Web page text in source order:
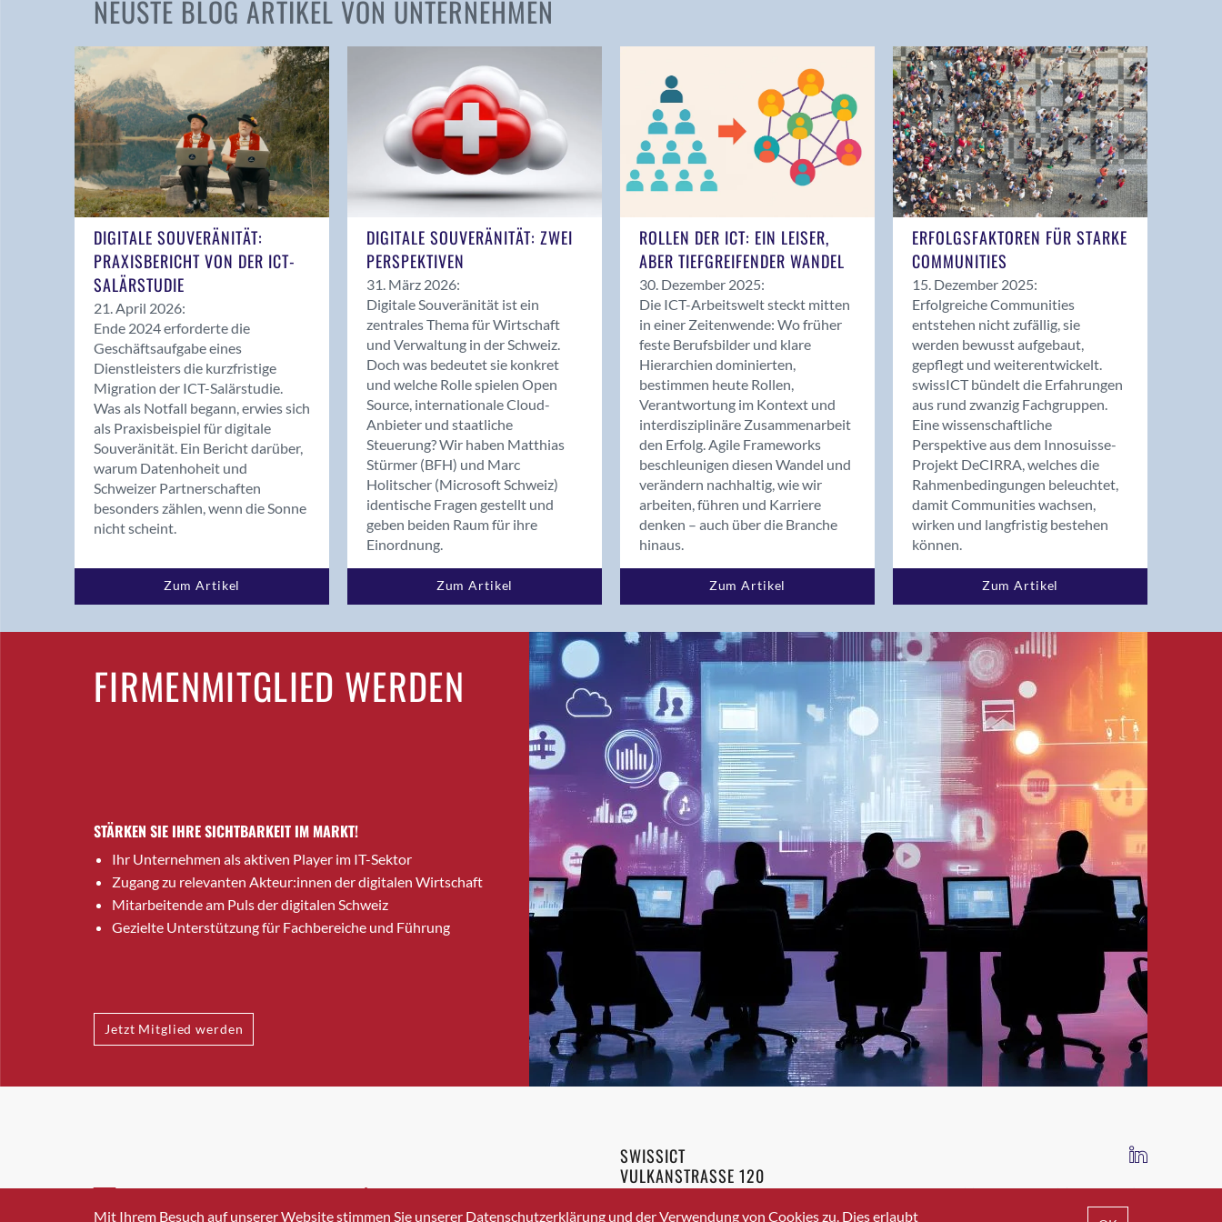
Andelfingen
Balsthal
Balzers
Bassersdorf
Benken (SG)
Bergdietikon
Bern - Liebefeld
Birsfelden
Bolligen
Bonaduz
Bonstetten
Bottighofen
Bremgarten bei Bern
Brig-Glis
Bronschhofen
Brugg
Brugg AG
Burgdorf
Bäretswil
Bülach
Cazis
Crissier
Davos Platz
NEUSTE BLOG ARTIKEL VON UNTERNEHMEN
DIGITALE SOUVERÄNITÄT:
PRAXISBERICHT VON DER ICT-
SALÄRSTUDIE
21. April 2026:
Ende 2024 erforderte die
Geschäftsaufgabe eines
Dienstleisters die kurzfristige
Migration der ICT-Salärstudie.
Was als Notfall begann, erwies sich
als Praxisbeispiel für digitale
Souveränität. Ein Bericht darüber,
warum Datenhoheit und
Schweizer Partnerschaften
besonders zählen, wenn die Sonne
nicht scheint.
Zum Artikel
DIGITALE SOUVERÄNITÄT: ZWEI
PERSPEKTIVEN
31. März 2026:
Digitale Souveränität ist ein
zentrales Thema für Wirtschaft
und Verwaltung in der Schweiz.
Doch was bedeutet sie konkret
und welche Rolle spielen Open
Source, internationale Cloud-
Anbieter und staatliche
Steuerung? Wir haben Matthias
Stürmer (BFH) und Marc
Holitscher (Microsoft Schweiz)
identische Fragen gestellt und
geben beiden Raum für ihre
Einordnung.
Zum Artikel
ROLLEN DER ICT: EIN LEISER,
ABER TIEFGREIFENDER WANDEL
30. Dezember 2025:
Die ICT-Arbeitswelt steckt mitten
in einer Zeitenwende: Wo früher
feste Berufsbilder und klare
Hierarchien dominierten,
bestimmen heute Rollen,
Verantwortung im Kontext und
interdisziplinäre Zusammenarbeit
den Erfolg. Agile Frameworks
beschleunigen diesen Wandel und
verändern nachhaltig, wie wir
arbeiten, führen und Karriere
denken – auch über die Branche
hinaus.
Zum Artikel
ERFOLGSFAKTOREN FÜR STARKE
COMMUNITIES
15. Dezember 2025:
Erfolgreiche Communities
entstehen nicht zufällig, sie
werden bewusst aufgebaut,
gepflegt und weiterentwickelt.
swissICT bündelt die Erfahrungen
aus rund zwanzig Fachgruppen.
Eine wissenschaftliche
Perspektive aus dem Innosuisse-
Projekt DeCIRRA, welches die
Rahmenbedingungen beleuchtet,
damit Communities wachsen,
wirken und langfristig bestehen
können.
Zum Artikel
FIRMENMITGLIED WERDEN
STÄRKEN SIE IHRE SICHTBARKEIT IM MARKT!
Ihr Unternehmen als aktiven Player im IT-Sektor
Zugang zu relevanten Akteur:innen der digitalen Wirtschaft
Mitarbeitende am Puls der digitalen Schweiz
Gezielte Unterstützung für Fachbereiche und Führung
Jetzt Mitglied werden
INFO@SWISSICT.CH +41 43 336 40 20
SWISSICT
VULKANSTRASSE 120
8048 ZURICH
IMPRESSUM DATENSCHUTZ AGB
Mit Ihrem Besuch auf unserer Website stimmen Sie unserer Datenschutzerklärung und der Verwendung von Cookies zu. Dies erlaubt